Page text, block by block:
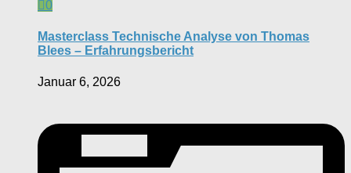
0
Masterclass Technische Analyse von Thomas
Blees – Erfahrungsbericht
Januar 6, 2026